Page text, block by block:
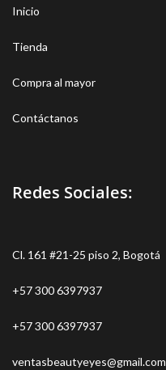
Inicio
Tienda
Compra al mayor
Contáctanos
Redes Sociales:
Cl. 161 #21-25 piso 2, Bogotá
+57 300 6397937
+57 300 6397937
ventasbeautyeyes@gmail.com